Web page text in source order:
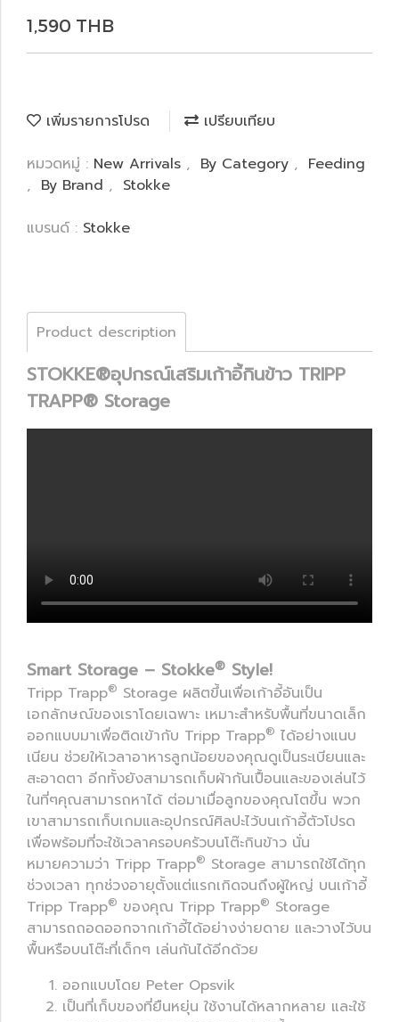
1,590 THB
เพิ่มรายการโปรด
เปรียบเทียบ
หมวดหมู่ : New Arrivals , By Category , Feeding
, By Brand , Stokke
แบรนด์ : Stokke
Product description
STOKKE®อุปกรณ์เสริมเก้าอี้กินข้าว TRIPP
TRAPP® Storage
Smart Storage – Stokke® Style!
Tripp Trapp® Storage ผลิตขึ้นเพื่อเก้าอี้อันเป็น
เอกลักษณ์ของเราโดยเฉพาะ เหมาะสำหรับพื้นที่ขนาดเล็ก
ออกแบบมาเพื่อติดเข้ากับ Tripp Trapp® ได้อย่างแนบ
เนียน ช่วยให้เวลาอาหารลูกน้อยของคุณดูเป็นระเบียนและ
สะอาดตา อีกทั้งยังสามารถเก็บผ้ากันเปื้อนและของเล่นไว้
ในที่ๆคุณสามารถหาได้ ต่อมาเมื่อลูกของคุณโตขึ้น พวก
เขาสามารถเก็บเกมและอุปกรณ์ศิลปะไว้บนเก้าอี้ตัวโปรด
เพื่อพร้อมที่จะใช้เวลาครอบครัวบนโต๊ะกินข้าว นั่น
หมายความว่า Tripp Trapp® Storage สามารถใช้ได้ทุก
ช่วงเวลา ทุกช่วงอายุตั้งแต่แรกเกิดจนถึงผู้ใหญ่ บนเก้าอี้
Tripp Trapp® ของคุณ Tripp Trapp® Storage
สามารถถอดออกจากเก้าอี้ได้อย่างง่ายดาย และวางไว้บน
พื้นหรือบนโต๊ะที่เด็กๆ เล่นกันได้อีกด้วย
ออกแบบโดย Peter Opsvik
เป็นที่เก็บของที่ยืนหยุ่น ใช้งานได้หลากหลาย และใช้